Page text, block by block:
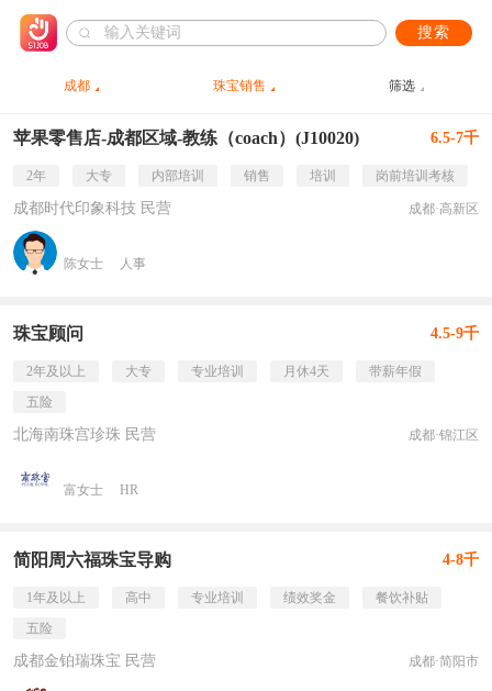
搜索
成都 珠宝销售 筛选
苹果零售店-成都区域-教练（coach）(J10020) 6.5-7千
2年 大专 内部培训 销售 培训 岗前培训考核
成都时代印象科技 民营 成都·高新区
陈女士 人事
珠宝顾问 4.5-9千
2年及以上 大专 专业培训 月休4天
带薪年假
五险
北海南珠宫珍珠 民营 成都·锦江区
富女士 HR
简阳周六福珠宝导购 4-8千
1年及以上 高中 专业培训 绩效奖金
餐饮补贴
五险
成都金铂瑞珠宝 民营 成都·简阳市